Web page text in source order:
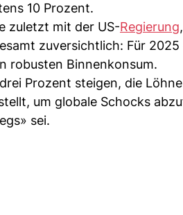
10 Prozent.
zuletzt mit der US-Regierung
zuversichtlich: Für
robusten Binnenkonsum.
Prozent steigen, die
um globale Schocks
sei.